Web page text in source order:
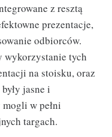
z resztą
prezentacje,
odbiorców.
wykorzystanie tych
na stoisku, oraz
jasne i
w pełni
targach.